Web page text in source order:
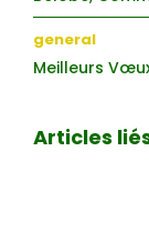
general
Meilleurs
Articles